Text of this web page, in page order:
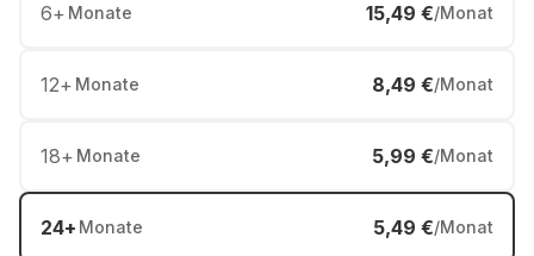
6+ Monate 15,49 €/Monat
12+ Monate 8,49 €/Monat
18+ Monate 5,99 €/Monat
24+ Monate 5,49 €/Monat